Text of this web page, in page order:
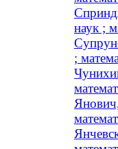
наук ;
;